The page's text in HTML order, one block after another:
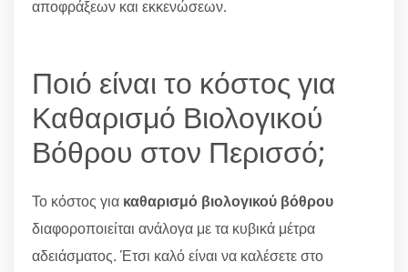
αποφράξεων και εκκενώσεων.
Ποιό είναι το κόστος για
Καθαρισμό Βιολογικού
Βόθρου στον Περισσό;
Το κόστος για καθαρισμό βιολογικού βόθρου
διαφοροποιείται ανάλογα με τα κυβικά μέτρα
αδειάσματος. Έτσι καλό είναι να καλέσετε στο